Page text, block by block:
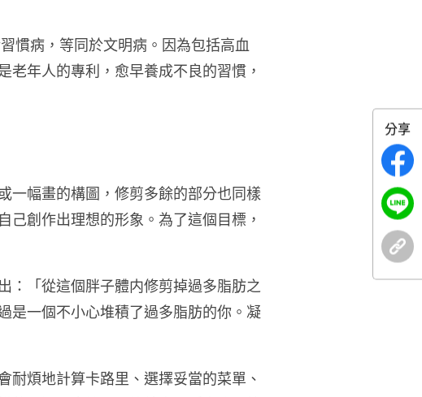
慣病，等同於文明病。因為包括高血
年人的專利，愈早養成不良的習慣，
一幅畫的構圖，修剪多餘的部分也同樣
創作出理想的形象。為了這個目標，
：「從這個胖子體内修剪掉過多脂肪之
是一個不小心堆積了過多脂肪的你。凝
耐煩地計算卡路里、選擇妥當的菜單、
分享